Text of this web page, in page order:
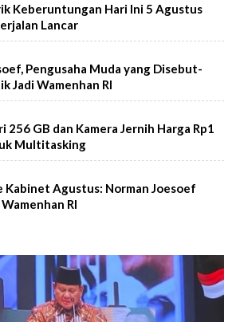
Keberuntungan Hari Ini 5 Agustus
Lancar
Pengusaha Muda yang Disebut-
Jadi Wamenhan RI
256 GB dan Kamera Jernih Harga Rp1
Multitasking
Kabinet Agustus: Norman Joesoef
RI